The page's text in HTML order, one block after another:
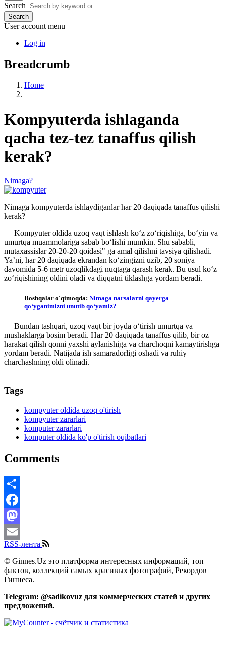
Search
Search
User account menu
Log in
Breadcrumb
Home
Kompyuterda ishlaganda
qacha tez-tez tanaffus qilish
kerak?
Nimaga?
Nimaga kompyuterda ishlaydiganlar har 20 daqiqada tanaffus qilishi
kerak?
— Kompyuter oldida uzoq vaqt ishlash ko‘z zo‘riqishiga, bo‘yin va
umurtqa muammolariga sabab bo‘lishi mumkin. Shu sababli,
mutaxassislar 20-20-20 qoidasi" ga amal qilishni tavsiya qilishadi.
Ya’ni, har 20 daqiqada ekrandan ko‘zingizni uzib, 20 soniya
davomida 5-6 metr uzoqlikdagi nuqtaga qarash kerak. Bu usul ko‘z
zo‘riqishining oldini oladi va diqqatni tiklashga yordam beradi.
Boshqalar o'qimoqda: Nimaga narsalarni qayerga
qoʻyganimizni unutib qoʻyamiz?
— Bundan tashqari, uzoq vaqt bir joyda o‘tirish umurtqa va
mushaklarga bosim beradi. Har 20 daqiqada tanaffus qilib, bir oz
harakat qilish qonni yaxshi aylanishiga va charchoqni kamaytirishga
yordam beradi. Natijada ish samaradorligi oshadi va ruhiy
charchashning oldi olinadi.
Tags
kompyuter oldida uzoq o'tirish
kompyuter zararlari
komputer zararlari
komputer oldida ko'p o'tirish oqibatlari
Comments
Share
Facebook
Mastodon
Email
RSS-лента
© Ginnes.Uz это платформа интересных информаций, топ
фактов, коллекций самых красивых фотографий, Рекордов
Гиннеса.
Telegram: @sadikovuz для коммерческих статей и других
предложений.